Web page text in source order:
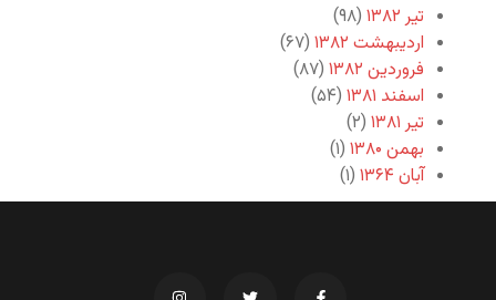
تیر ۱۳۸۲
(۹۸)
اردیبهشت ۱۳۸۲
(۶۷)
فروردین ۱۳۸۲
(۸۷)
اسفند ۱۳۸۱
(۵۴)
تیر ۱۳۸۱
(۲)
بهمن ۱۳۸۰
(۱)
آبان ۱۳۶۴
(۱)